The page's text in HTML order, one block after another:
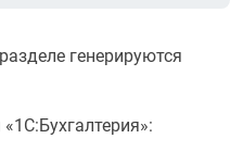
генерируются